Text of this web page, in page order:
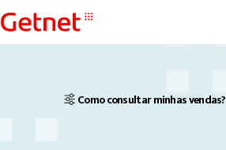
Como consultar minhas vendas?